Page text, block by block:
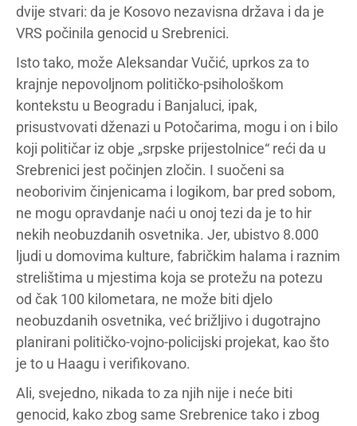
dvije stvari: da je Kosovo nezavisna država i da je
VRS počinila genocid u Srebrenici.
Isto tako, može Aleksandar Vučić, uprkos za to
krajnje nepovoljnom političko-psihološkom
kontekstu u Beogradu i Banjaluci, ipak,
prisustvovati dženazi u Potočarima, mogu i on i bilo
koji političar iz obje „srpske prijestolnice“ reći da u
Srebrenici jest počinjen zločin. I suočeni sa
neoborivim činjenicama i logikom, bar pred sobom,
ne mogu opravdanje naći u onoj tezi da je to hir
nekih neobuzdanih osvetnika. Jer, ubistvo 8.000
ljudi u domovima kulture, fabričkim halama i raznim
strelištima u mjestima koja se protežu na potezu
od čak 100 kilometara, ne može biti djelo
neobuzdanih osvetnika, već brižljivo i dugotrajno
planirani političko-vojno-policijski projekat, kao što
je to u Haagu i verifikovano.
Ali, svejedno, nikada to za njih nije i neće biti
genocid, kako zbog same Srebrenice tako i zbog